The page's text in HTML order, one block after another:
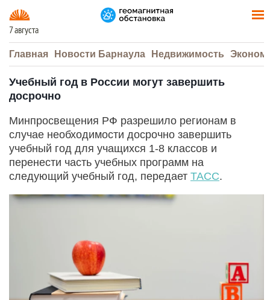
7 августа
Главная Новости Барнаула Недвижимость
Учебный год в России могут завершить
досрочно
Минпросвещения РФ разрешило регионам в
случае необходимости досрочно завершить
учебный год для учащихся 1-8 классов и
перенести часть учебных программ на
следующий учебный год, передает ТАСС.